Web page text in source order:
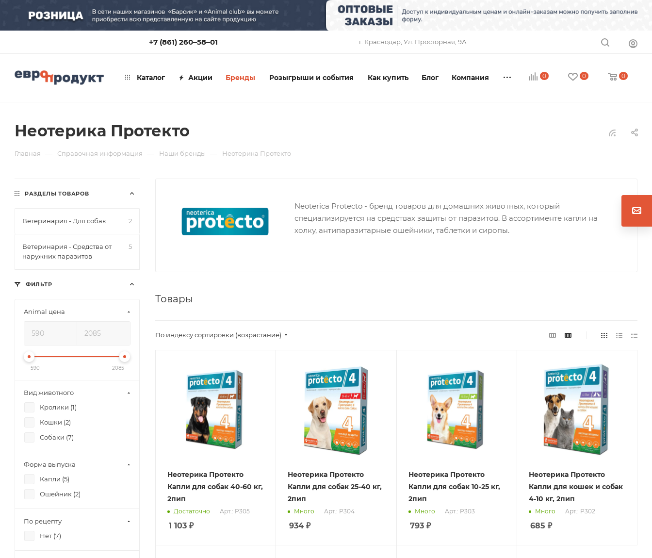
+7 (861) 260‒58‒01 г. Краснодар, ​Ул. Просторная, 9А
0 0 0
Каталог Акции Бренды Розыгрыши и события Как купить Блог Компания
Неотерика Протекто
Главная — Справочная информация — Наши бренды — Неотерика Протекто
Neoterica Protecto - бренд товаров для домашних животных, который
специализируется на средствах защиты от паразитов. В ассортименте капли на
холку, антипаразитарные ошейники, таблетки и сиропы.
Товары
По индексу сортировки (возрастание)
Неотерика Протекто
Капли для собак 40-60 кг,
2пип
Достаточно Арт.: P305
1 103 ₽
Неотерика Протекто
Капли для собак 25-40 кг,
2пип
Много Арт.: P304
934 ₽
Неотерика Протекто
Капли для собак 10-25 кг,
2пип
Много Арт.: P303
793₽
Неотерика Протекто
Капли для кошек и собак
4-10 кг, 2пип
Много Арт.: P302
685 ₽
РАЗДЕЛЫ ТОВАРОВ
Ветеринария - Для собак 2
Ветеринария - Средства от
наружних паразитов
5
ФИЛЬТР
Animal цена
590 2085
Вид животного
Кролики (1)
Кошки (2)
Собаки (7)
Форма выпуска
Капли (5)
Ошейник (2)
По рецепту
Нет (7)